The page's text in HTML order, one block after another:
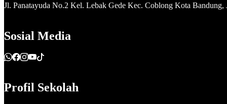
Jl. Panatayuda No.2 Kel. Lebak Gede Kec. Coblong Kota
Sosial Media
Profil Sekolah